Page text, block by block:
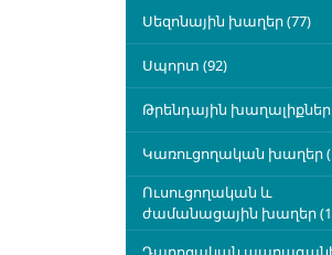
Սեզոնային խաղեր (77)
Սպորտ (92)
Թրենդային խաղալիքներ
Կառուցողական խաղեր
Ուսուցողական և
ժամանացային խաղեր